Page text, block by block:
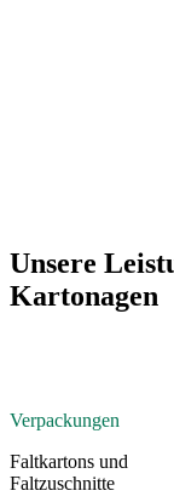
Unsere
Kartonagen
Verpackungen
Faltkartons und
Faltzuschnitte